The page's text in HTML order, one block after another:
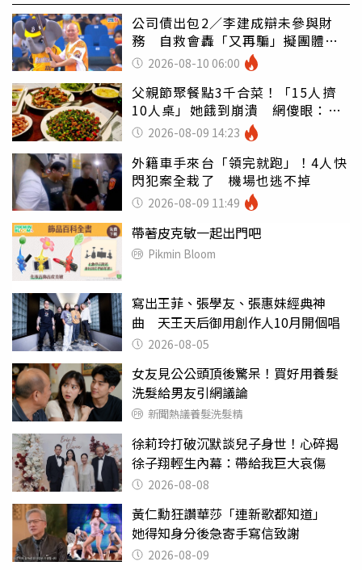
公司債出包2／李建成辯未參與財
務 自救會轟「又再騙」擬團體訴
訟 2026-08-10 06:00
父親節聚餐點3千合菜！「15人擠
10人桌」她餓到崩潰 網傻眼：讓
店家看笑話
2026-08-09 14:23
外籍車手來台「領完就跑」！4人快
閃犯案全栽了 機場也逃不掉
2026-08-09 11:49
帶著皮克敏一起出門吧
Pikmin Bloom
寫出王菲、張學友、張惠妹經典神
曲 天王天后御用創作人10月開個唱
2026-08-05
女友見公公頭頂後驚呆！買好用養髮
洗髮給男友引網議論
新聞熱議養髮洗髮精
徐莉玲打破沉默談兒子身世！心碎揭
徐子翔輕生內幕：帶給我巨大哀傷
2026-08-08
黃仁勳狂讚華莎「連新歌都知道」
她得知身分後急寄手寫信致謝
2026-08-09